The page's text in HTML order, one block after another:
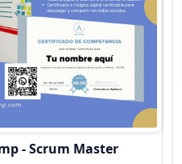
- Scrum Master